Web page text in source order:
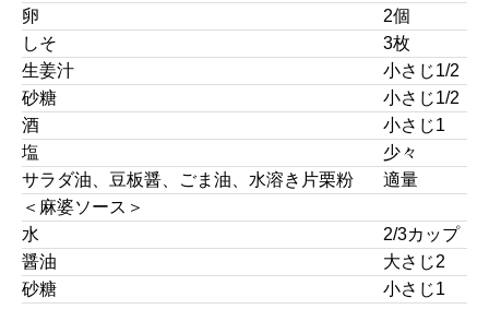
卵
2個
しそ
3枚
生姜汁
小さじ1/2
砂糖
小さじ1/2
酒
小さじ1
塩
少々
サラダ油、豆板醤、ごま油、水溶き片栗粉
適量
＜麻婆ソース＞
水
2/3カップ
醤油
大さじ2
砂糖
小さじ1